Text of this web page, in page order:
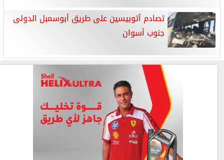
تصادم أتوبيسين على طريق أبوسمبل الدولى
جنوب أسوان